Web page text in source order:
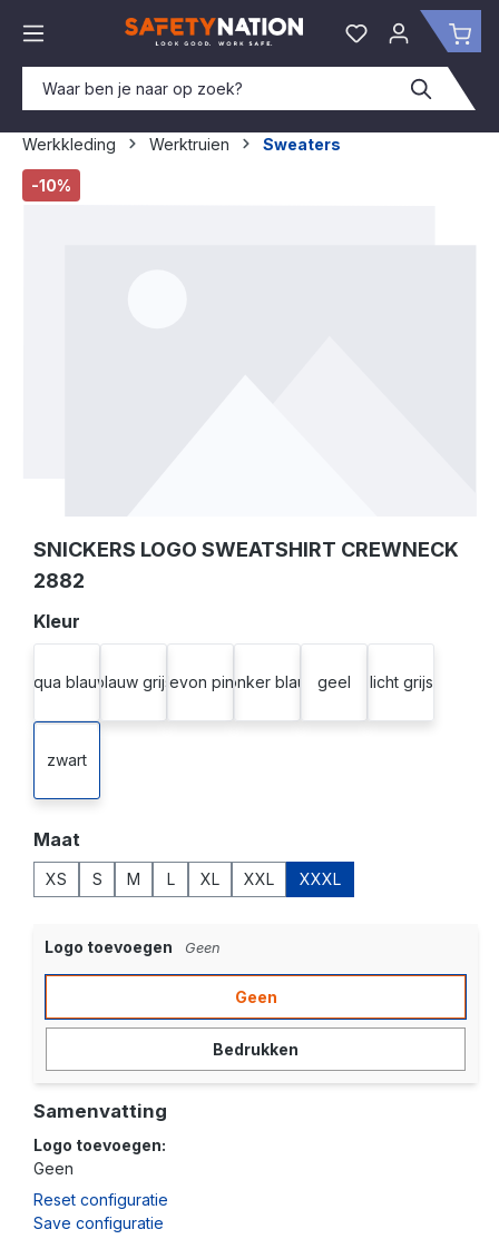
Je hebt 0 items
Werkkleding Werktruien
Sweaters
Afbeeldingengalerij overslaan
-10%
SNICKERS LOGO SWEATSHIRT CREWNECK
2882
Selecteer
Kleur
aqua blauwblauw grijsdevon pinkdonker blauwgeel licht grijs
zwart
Selecteer
Maat
XS S M L XL XXL XXXL
Logo toevoegen Geen
Geen
Bedrukken
Samenvatting
Logo toevoegen:
Geen
Reset configuratie
Save configuratie